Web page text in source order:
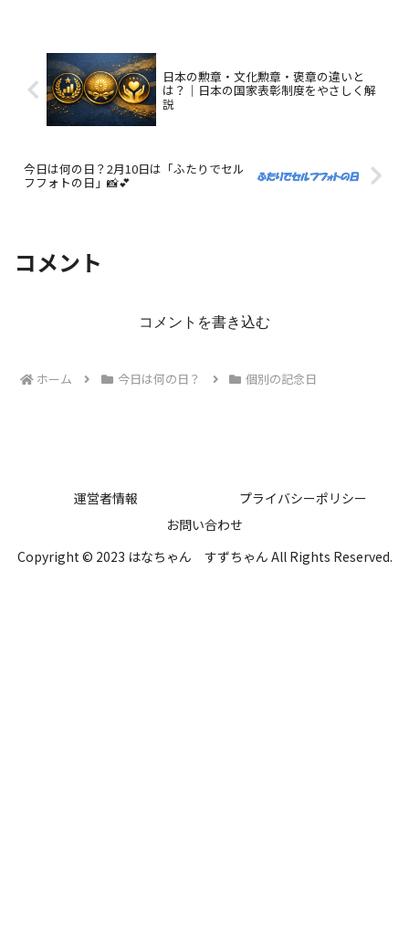
日本の勲章・文化勲章・褒章の違いと
は？｜日本の国家表彰制度をやさしく解
説
今日は何の日？2月10日は「ふたりでセル
フフォトの日」📸💕
コメント
コメントを書き込む
ホーム 今日は何の日？ 個別の記念日
運営者情報
プライバシーポリシー
お問い合わせ
Copyright © 2023 はなちゃん すずちゃん All Rights Reserved.